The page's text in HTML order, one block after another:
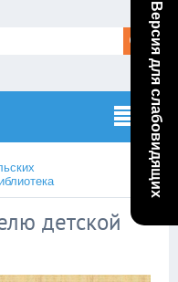
Версия для слабовидящих
детской